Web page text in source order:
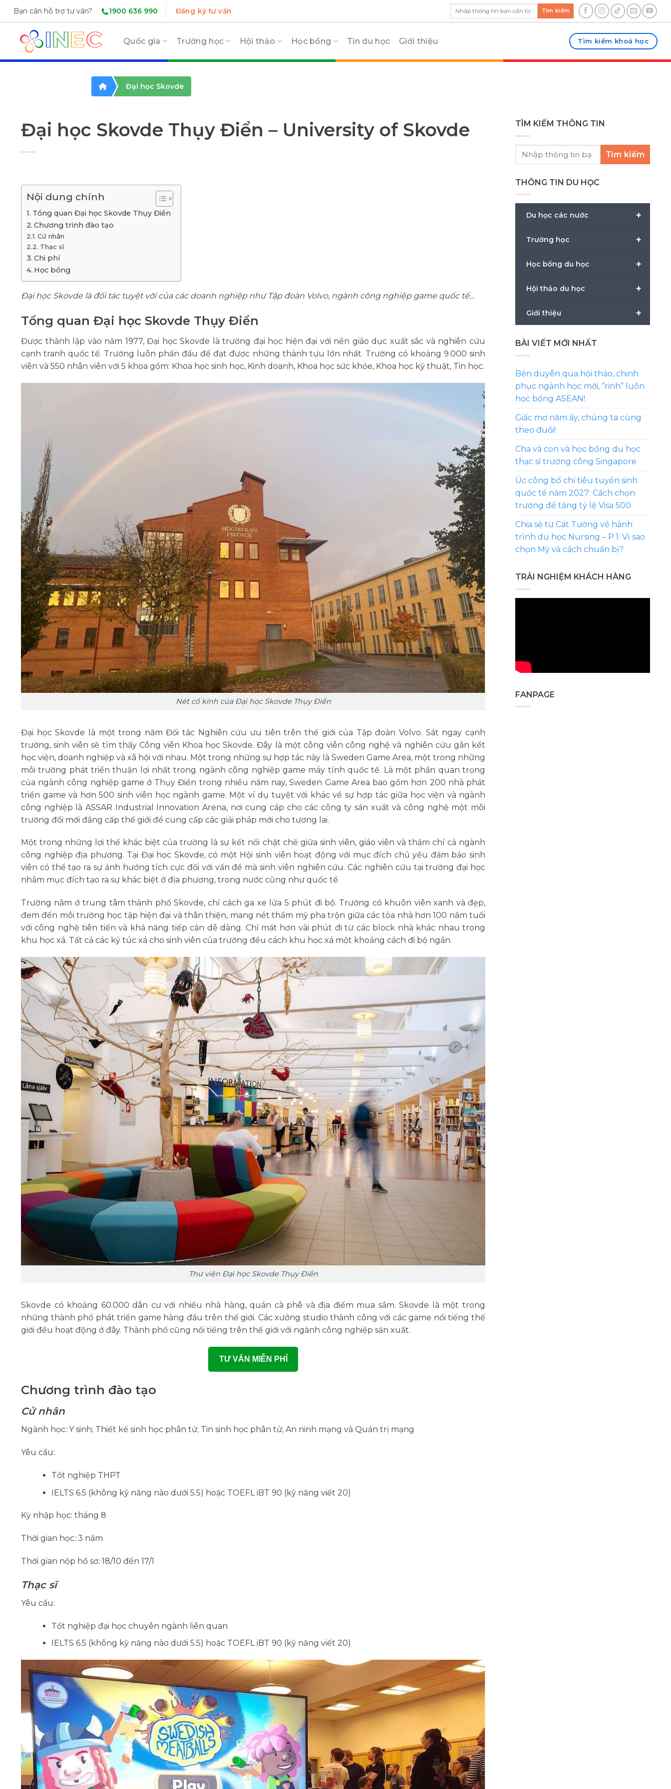
Skip
content
Bạn cần hỗ trợ tư vấn? 1900 636 990 Đăng ký tư vấn Tìm kiếm
Quốc gia Trường học Hội thảo Học bổng Tin du học Giới thiệu Tìm kiếm khoá học
Đại học Skovde
Đại học Skovde Thụy Điển – University of Skovde
Nội dung chính
Tổng quan Đại học Skovde Thụy Điển
Chương trình đào tạo
Cử nhân
Thạc sĩ
Chi phí
Học bổng
Đại học Skovde là đối tác tuyệt vời của các doanh nghiệp như Tập đoàn Volvo, ngành công nghiệp game quốc tế…
Tổng quan Đại học Skovde Thụy Điển
Được thành lập vào năm 1977, Đại học Skovde là trường đại học hiện đại với nền giáo dục xuất sắc và nghiên cứu
cạnh tranh quốc tế. Trường luôn phấn đấu để đạt được những thành tựu lớn nhất. Trường có khoảng 9.000 sinh
viên và 550 nhân viên với 5 khoa gồm: Khoa học sinh học, Kinh doanh, Khoa học sức khỏe, Khoa học kỹ thuật, Tin học.
Nét cổ kính của Đại học Skovde Thụy Điển
Đại học Skovde là một trong năm Đối tác Nghiên cứu ưu tiên trên thế giới của Tập đoàn Volvo. Sát ngay cạnh
trường, sinh viên sẽ tìm thấy Công viên Khoa học Skovde. Đây là một công viên công nghệ và nghiên cứu gắn kết
học viện, doanh nghiệp và xã hội với nhau. Một trong những sự hợp tác này là Sweden Game Area, một trong những
môi trường phát triển thuận lợi nhất trong ngành công nghiệp game máy tính quốc tế. Là một phần quan trọng
của ngành công nghiệp game ở Thụy Điển trong nhiều năm nay, Sweden Game Area bao gồm hơn 200 nhà phát
triển game và hơn 500 sinh viên học ngành game. Một ví dụ tuyệt vời khác về sự hợp tác giữa học viện và ngành
công nghiệp là ASSAR Industrial Innovation Arena, nơi cung cấp cho các công ty sản xuất và công nghệ một môi
trường đổi mới đẳng cấp thế giới để cung cấp các giải pháp mới cho tương lai.
Một trong những lợi thế khác biệt của trường là sự kết nối chặt chẽ giữa sinh viên, giáo viên và thậm chí cả ngành
công nghiệp địa phương. Tại Đại học Skovde, có một Hội sinh viên hoạt động với mục đích chủ yếu đảm bảo sinh
viên có thể tạo ra sự ảnh hưởng tích cực đối với vấn đề mà sinh viên nghiên cứu. Các nghiên cứu tại trường đại học
nhằm mục đích tạo ra sự khác biệt ở địa phương, trong nước cũng như quốc tế.
Trường nằm ở trung tâm thành phố Skovde, chỉ cách ga xe lửa 5 phút đi bộ. Trường có khuôn viên xanh và đẹp,
đem đến môi trường học tập hiện đại và thân thiện, mang nét thẩm mỹ pha trộn giữa các tòa nhà hơn 100 năm tuổi
với công nghệ tiên tiến và khả năng tiếp cận dễ dàng. Chỉ mất hơn vài phút đi từ các block nhà khác nhau trong
khu học xá. Tất cả các ký túc xá cho sinh viên của trường đều cách khu học xá một khoảng cách đi bộ ngắn.
Thư viện Đại học Skovde Thụy Điển
Skovde có khoảng 60.000 dân cư với nhiều nhà hàng, quán cà phê và địa điểm mua sắm. Skovde là một trong
những thành phố phát triển game hàng đầu trên thế giới. Các xưởng studio thành công với các game nổi tiếng thế
giới đều hoạt động ở đây. Thành phố cũng nổi tiếng trên thế giới với ngành công nghiệp sản xuất.
TƯ VẤN MIỄN PHÍ
Chương trình đào tạo
Cử nhân
Ngành học:Y sinh; Thiết kế sinh học phân tử; Tin sinh học phân tử; An ninh mạng và Quản trị mạng
Yêu cầu:
Tốt nghiệp THPT
IELTS 6.5 (không kỹ năng nào dưới 5.5) hoặc TOEFL iBT 90 (kỹ năng viết 20)
Kỳ nhập học: tháng 8
Thời gian học:3 năm
Thời gian nộp hồ sơ:18/10 đến 17/1
Thạc sĩ
Yêu cầu:
Tốt nghiệp đại học chuyên ngành liên quan
IELTS 6.5 (không kỹ năng nào dưới 5.5) hoặc TOEFL iBT 90 (kỹ năng viết 20)
TÌM KIẾM THÔNG TIN
Tìm kiếm
THÔNG TIN DU HỌC
+
Du học các nước
+
Trường học
+
Học bổng du học
+
Hội thảo du học
+
Giới thiệu
BÀI VIẾT MỚI NHẤT
Bén duyên qua hội thảo, chinh
phục ngành học mới, “rinh” luôn
học bổng ASEAN!
Giấc mơ năm ấy, chúng ta cùng
theo đuổi!
Cha và con và học bổng du học
thạc sĩ trường công Singapore
Úc công bố chỉ tiêu tuyển sinh
quốc tế năm 2027: Cách chọn
trường để tăng tỷ lệ Visa 500
Chia sẻ từ Cát Tường về hành
trình du học Nursing – P.1: Vì sao
chọn Mỹ và cách chuẩn bị?
TRẢI NGHIỆM KHÁCH HÀNG
FANPAGE